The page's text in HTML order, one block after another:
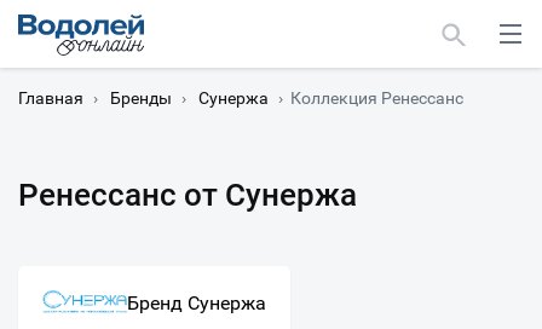
Главная › Бренды › Сунержа › Коллекция Ренессанс
Ренессанс от Сунержа
Бренд Сунержа